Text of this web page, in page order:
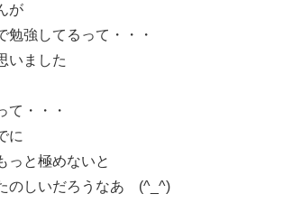
が
勉強してるって・・・
いました
て・・・
に
っと極めないと
のしいだろうなあ (^_^)